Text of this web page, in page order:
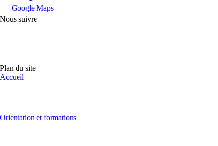
Google Maps
Nous suivre
Plan du site
Accueil
Orientation et formations